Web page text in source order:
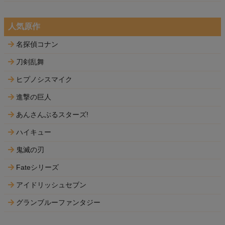
人気原作
名探偵コナン
刀剣乱舞
ヒプノシスマイク
進撃の巨人
あんさんぶるスターズ!
ハイキュー
鬼滅の刃
Fateシリーズ
アイドリッシュセブン
グランブルーファンタジー